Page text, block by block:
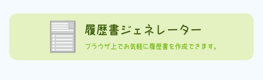
履歴書ジェネレーター
ブラウザ上でお気軽に履歴書を作成できます。